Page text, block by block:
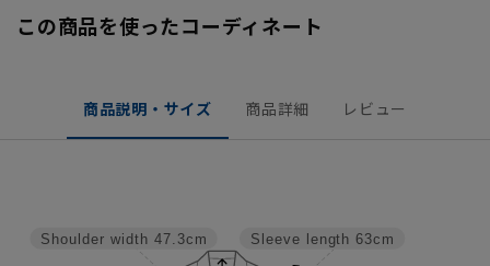
この商品を使ったコーディネート
商品説明・サイズ 商品詳細 レビュー
Sleeve length 63cm
Shoulder width 47.3cm